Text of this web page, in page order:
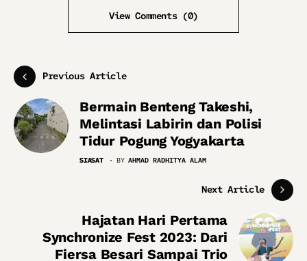
View Comments (0)
Previous Article
Bermain Benteng Takeshi,
Melintasi Labirin dan Polisi
Tidur Pogung Yogyakarta
SIASAT BY AHMAD RADHITYA ALAM
Next Article
Hajatan Hari Pertama
Synchronize Fest 2023: Dari
Fiersa Besari Sampai Trio